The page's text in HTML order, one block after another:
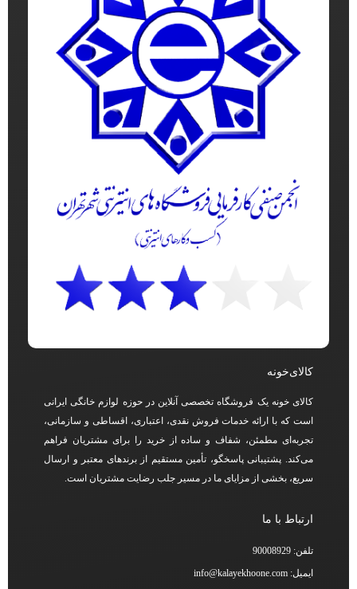
کالای‌خونه
کالای خونه یک فروشگاه تخصصی آنلاین در حوزه لوازم خانگی ایرانی
است که با ارائه خدمات فروش نقدی، اعتباری، اقساطی و سازمانی،
تجربه‌ای مطمئن، شفاف و ساده از خرید را برای مشتریان فراهم
می‌کند. پشتیبانی پاسخگو، تأمین مستقیم از برندهای معتبر و ارسال
سریع، بخشی از مزایای ما در مسیر جلب رضایت مشتریان است.
ارتباط با ما
تلفن: 90008929
ایمیل: info@kalayekhoone.com